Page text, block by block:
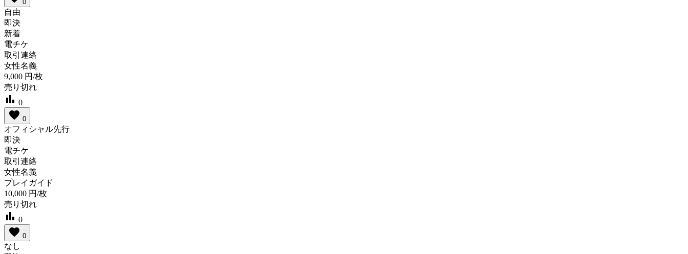
0
自由
即決
新着
電チケ
取引連絡
女性名義
9,000 円/枚
売り切れ
bar_chart 0
favorite 0
オフィシャル先行
即決
電チケ
取引連絡
女性名義
プレイガイド
10,000 円/枚
売り切れ
bar_chart 0
favorite 0
なし